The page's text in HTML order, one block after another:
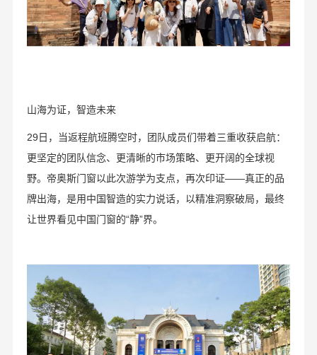
山海为证，智造未来
29日，当返程航班腾空时，团队成员们带着三重收获启航：
更坚定的团队信念、更清晰的市场策略、更开阔的全球视
野。帝奥斯门窗以此次游学为支点，再次印证——真正的品
牌出海，是用中国智造的实力说话，以精准洞察破局，最终
让世界看见中国门窗的“静”界。